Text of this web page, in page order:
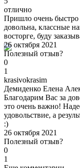
отлично
Пришло очень быстро
довольна, классные
восторге, буду
26 октября 2021
Полезный отзыв?
0
1
krasivokrasim
Демиденко Елена
Благодарим Вас за
это очень важно!
удовольствие, а
:)
26 октября 2021
Полезный отзыв?
0
1